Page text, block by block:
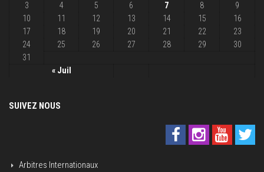
« Juil
3
4 5 6 7 8
9
10
11 12 13 14 15
16
17
18 19 20 21 22
23
24
25 26 27 28 29
30
31
SUIVEZ NOUS
Arbitres Internationaux